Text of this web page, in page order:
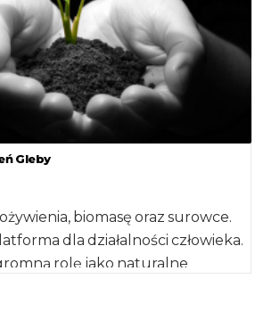
Gleby
biomasę oraz surowce.
dla działalności człowieka.
rolę jako naturalne